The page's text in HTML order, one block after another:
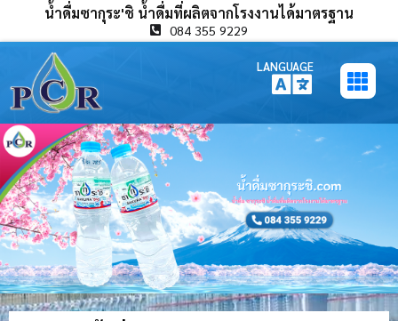
น้ำดื่มซากุระ'ชิ น้ำดื่มที่ผลิตจากโรงงานได้มาตรฐาน
084 355 9229
LANGUAGE